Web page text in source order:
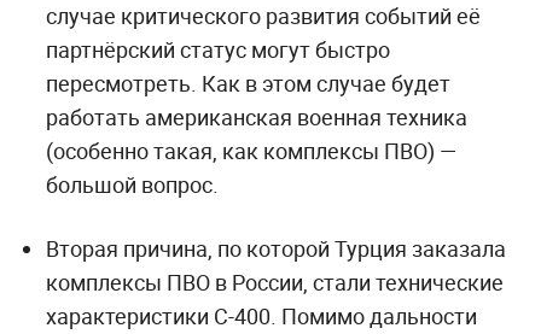
случае критического развития событий её
партнёрский статус могут быстро
пересмотреть. Как в этом случае будет
работать американская военная техника
(особенно такая, как комплексы ПВО) —
большой вопрос.
Вторая причина, по которой Турция заказала
комплексы ПВО в России, стали технические
характеристики С-400. Помимо дальности